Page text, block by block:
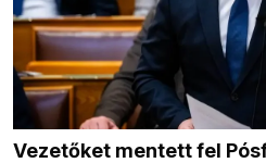
Vezetőket mentett fel